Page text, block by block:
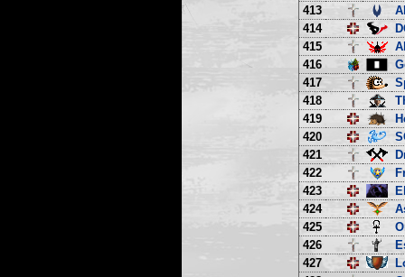
413
414
415
416
417
418
419
420
421
422
423
424
425
426
427